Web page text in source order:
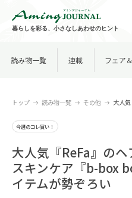
暮らしを彩る、小さなしあわせのヒント
読み物一覧 連載 フェア
トップ 読み物一覧 その他
今週のコレ買い！
大人気『ReFa』の
スキンケア『b-box
イテムが勢ぞろい